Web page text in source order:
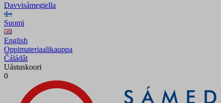
Davvisámegiella
Suomi
English
Oppimateriaalikauppa
Čáládât
Uástuskoori
0